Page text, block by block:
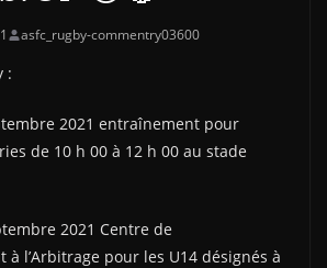
asfc_rugby-commentry03600
:
2021 entraînement pour
de 10 h 00 à 12 h 00 au stade
2021 Centre de
à l’Arbitrage pour les U14 désignés à